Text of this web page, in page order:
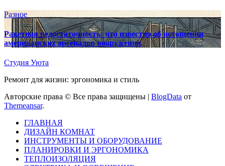
Разное
Ракетная недостаточность: что известно об истощении
американских арсеналов вооружения
Студия Уюта
Ремонт для жизни: эргономика и стиль
Авторские права © Все права защищены | BlogData от
Themeansar.
ГЛАВНАЯ
ДИЗАЙН КОМНАТ
ИНСТРУМЕНТЫ И ОБОРУДОВАНИЕ
ПЛАНИРОВКИ И ЭРГОНОМИКА
ТЕПЛОИЗОЛЯЦИЯ